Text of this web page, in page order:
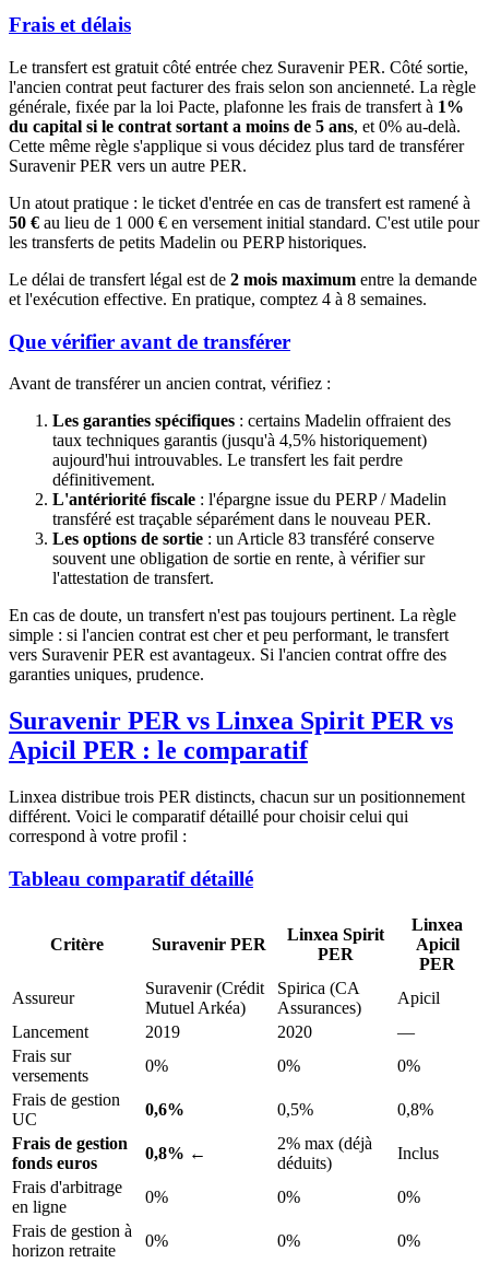
Frais et délais
Le transfert est gratuit côté entrée chez Suravenir PER. Côté sortie,
l'ancien contrat peut facturer des frais selon son ancienneté. La règle
générale, fixée par la loi Pacte, plafonne les frais de transfert à 1%
du capital si le contrat sortant a moins de 5 ans, et 0% au-delà.
Cette même règle s'applique si vous décidez plus tard de transférer
Suravenir PER vers un autre PER.
Un atout pratique : le ticket d'entrée en cas de transfert est ramené à
50 € au lieu de 1 000 € en versement initial standard. C'est utile pour
les transferts de petits Madelin ou PERP historiques.
Le délai de transfert légal est de 2 mois maximum entre la demande
et l'exécution effective. En pratique, comptez 4 à 8 semaines.
Que vérifier avant de transférer
Avant de transférer un ancien contrat, vérifiez :
Les garanties spécifiques : certains Madelin offraient des
taux techniques garantis (jusqu'à 4,5% historiquement)
aujourd'hui introuvables. Le transfert les fait perdre
définitivement.
L'antériorité fiscale : l'épargne issue du PERP / Madelin
transféré est traçable séparément dans le nouveau PER.
Les options de sortie : un Article 83 transféré conserve
souvent une obligation de sortie en rente, à vérifier sur
l'attestation de transfert.
En cas de doute, un transfert n'est pas toujours pertinent. La règle
simple : si l'ancien contrat est cher et peu performant, le transfert
vers Suravenir PER est avantageux. Si l'ancien contrat offre des
garanties uniques, prudence.
Suravenir PER vs Linxea Spirit PER vs
Apicil PER : le comparatif
Linxea distribue trois PER distincts, chacun sur un positionnement
différent. Voici le comparatif détaillé pour choisir celui qui
correspond à votre profil :
Tableau comparatif détaillé
Critère Suravenir PER
Linxea Spirit
PER
Linxea
Apicil
PER
Assureur
Suravenir (Crédit
Mutuel Arkéa)
Spirica (CA
Assurances)
Apicil
Lancement
2019 2020
—
Frais sur
versements
0% 0%
0%
Frais de gestion
UC
0,6% 0,5%
0,8%
Frais de gestion
fonds euros
0,8% ←
2% max (déjà
déduits)
Inclus
Frais d'arbitrage
en ligne
0% 0%
0%
Frais de gestion à
horizon retraite
0% 0% 0%